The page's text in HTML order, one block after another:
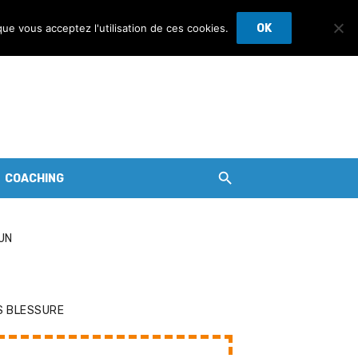
COACHING
BLESSURE
vous acceptez l'utilisation de ces cookies. OK